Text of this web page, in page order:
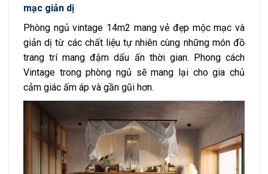
mạc giản dị
Phòng ngủ vintage 14m2 mang vẻ đẹp mộc mạc và
giản dị từ các chất liệu tự nhiên cùng những món đồ
trang trí mang đậm dấu ấn thời gian. Phong cách
Vintage trong phòng ngủ sẽ mang lại cho gia chủ
cảm giác ấm áp và gần gũi hơn.